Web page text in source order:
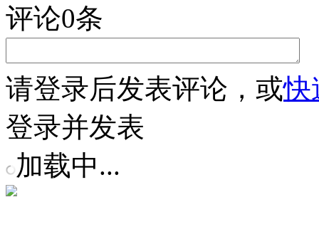
评论0条
请登录后发表评论，或快
登录并发表
加载中...